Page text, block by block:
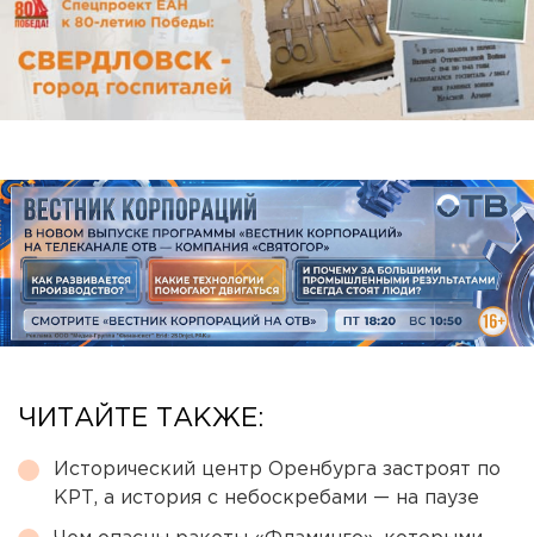
ЧИТАЙТЕ ТАКЖЕ:
Исторический центр Оренбурга застроят по
КРТ, а история с небоскребами — на паузе